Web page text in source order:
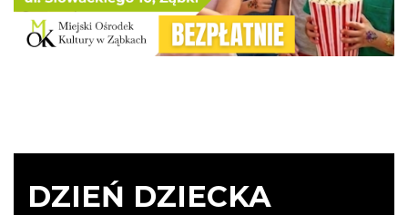
DZIEŃ DZIECKA